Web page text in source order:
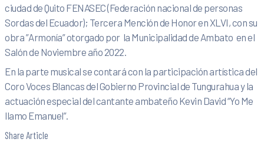
ciudad de Quito FENASEC (Federación nacional de personas
Sordas del Ecuador); Tercera Mención de Honor en XLVI, con su
obra ”Armonía” otorgado por la Municipalidad de Ambato en el
Salón de Noviembre año 2022.
En la parte musical se contará con la participación artística del
Coro Voces Blancas del Gobierno Provincial de Tungurahua y la
actuación especial del cantante ambateño Kevin David “Yo Me
llamo Emanuel”.
Share Article